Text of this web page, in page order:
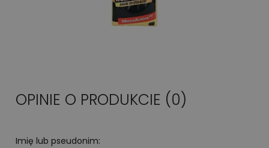
OPINIE O PRODUKCIE (0)
Imię lub pseudonim: